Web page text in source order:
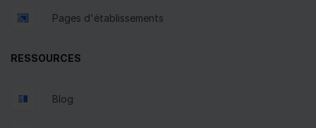
Pages d'établissements
RESSOURCES
Blog